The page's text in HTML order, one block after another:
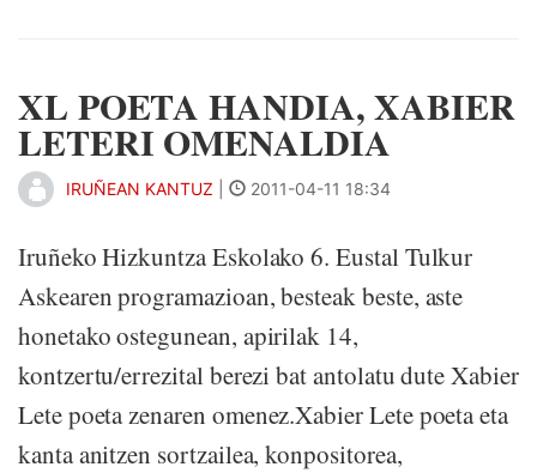
XL POETA HANDIA, XABIER
LETERI OMENALDIA
IRUÑEAN KANTUZ 2011-04-11 18:34
Iruñeko Hizkuntza Eskolako 6. Eustal Tulkur
Askearen programazioan, besteak beste, aste
honetako ostegunean, apirilak 14,
kontzertu/errezital berezi bat antolatu dute Xabier
Lete poeta zenaren omenez.Xabier Lete poeta eta
kanta anitzen sortzailea, konpositorea,